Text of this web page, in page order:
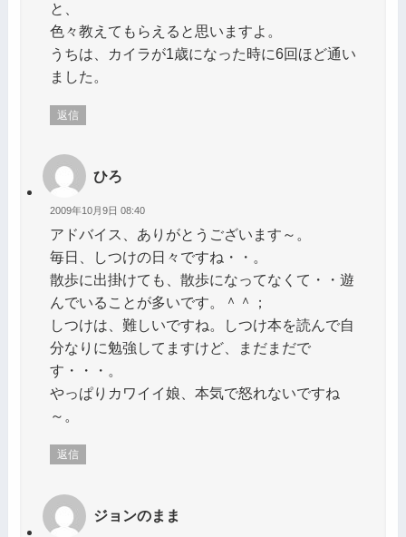
と、
色々教えてもらえると思いますよ。
うちは、カイラが1歳になった時に6回ほど通い
ました。
返信
ひろ
2009年10月9日 08:40
アドバイス、ありがとうございます～。
毎日、しつけの日々ですね・・。
散歩に出掛けても、散歩になってなくて・・遊
んでいることが多いです。＾＾；
しつけは、難しいですね。しつけ本を読んで自
分なりに勉強してますけど、まだまだで
す・・・。
やっぱりカワイイ娘、本気で怒れないですね
～。
返信
ジョンのまま